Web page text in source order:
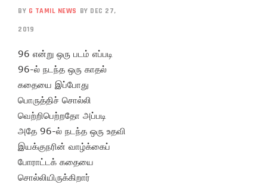
BY G TAMIL NEWS BY DEC 27,
2019
96 என்று ஒரு படம் எப்படி
96-ல் நடந்த ஒரு காதல்
கதையை இப்போது
பொருத்திச் சொல்லி
வெற்றிபெற்றதோ அப்படி
அதே 96-ல் நடந்த ஒரு உதவி
இயக்குநரின் வாழ்க்கைப்
போராட்டக் கதையை
சொல்லியிருக்கிறார்